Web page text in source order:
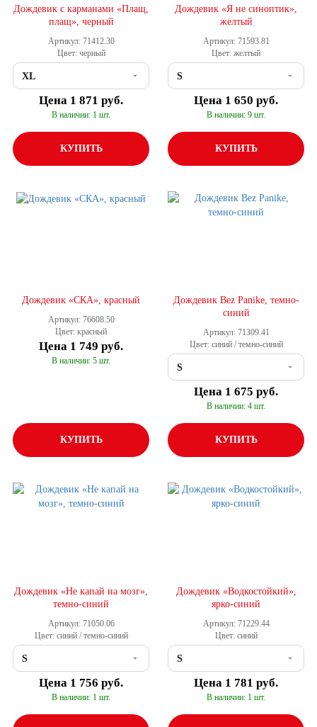
Дождевик с карманами «Плащ,
плащ», черный
Артикул: 71412.30
Цвет: черный
Цена 1 871 руб.
В наличии: 1 шт.
КУПИТЬ
Дождевик «Я не синоптик»,
желтый
Артикул: 71593.81
Цвет: желтый
Цена 1 650 руб.
В наличии: 9 шт.
КУПИТЬ
Дождевик «СКА», красный
Артикул: 76608.50
Цвет: красный
Цена 1 749 руб.
В наличии: 5 шт.
КУПИТЬ
Дождевик Bez Panike, темно-
синий
Артикул: 71309.41
Цвет: синий / темно-синий
Цена 1 675 руб.
В наличии: 4 шт.
КУПИТЬ
Дождевик «Не капай на мозг»,
темно-синий
Артикул: 71050.06
Цвет: синий / темно-синий
Цена 1 756 руб.
В наличии: 1 шт.
Дождевик «Водкостойкий»,
ярко-синий
Артикул: 71229.44
Цвет: синий
Цена 1 781 руб.
В наличии: 1 шт.